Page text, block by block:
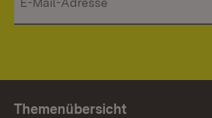
Themenübersicht